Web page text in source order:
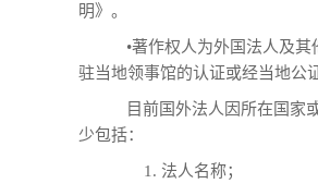
明》。
•著作权人为外国法人及其
驻当地领事馆的认证或经当地公
目前国外法人因所在国家
少包括：
1. 法人名称；